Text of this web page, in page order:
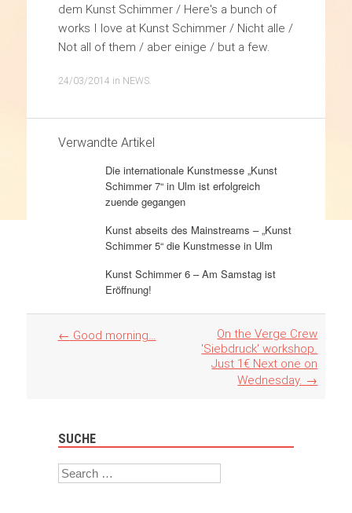
dem Kunst Schimmer / Here's a bunch of
works I love at Kunst Schimmer / Nicht alle /
Not all of them / aber einige / but a few.
24/03/2014 in NEWS.
Verwandte Artikel
Die internationale Kunstmesse „Kunst
Schimmer 7“ in Ulm ist erfolgreich
zuende gegangen
Kunst abseits des Mainstreams – „Kunst
Schimmer 5“ die Kunstmesse in Ulm
Kunst Schimmer 6 – Am Samstag ist
Eröffnung!
Artikel
← Good morning…
On the Verge Crew
'Siebdruck' workshop.
Just 1€ Next one on
Wednesday. →
SUCHE
Search